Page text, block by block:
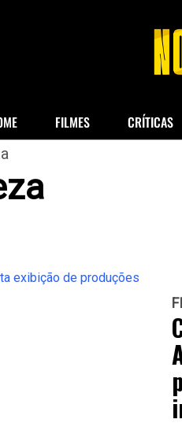
FILMES CRÍTICAS